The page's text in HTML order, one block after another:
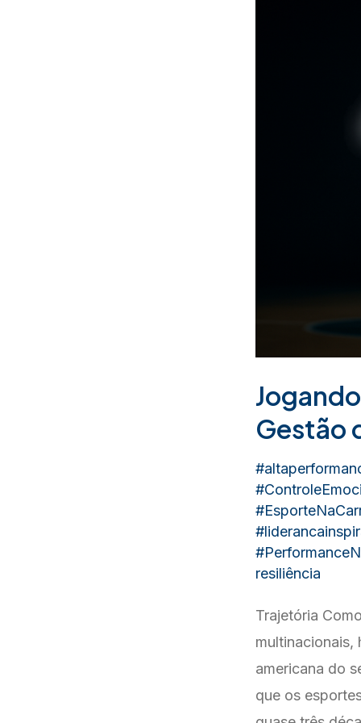
Gestão
resiliência
Trajetória
multinacionais,
americana do
que os